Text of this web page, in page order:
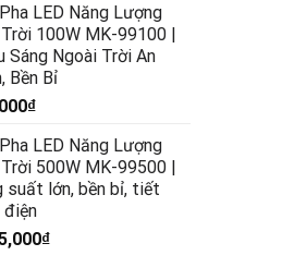
LED Năng Lượng
100W MK-99100 |
Sáng Ngoài Trời An
Bền Bỉ
₫
LED Năng Lượng
500W MK-99500 |
suất lớn, bền bỉ, tiết
điện
₫